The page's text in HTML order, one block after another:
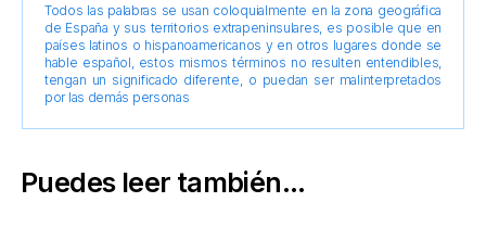
Todos las palabras se usan coloquialmente en la zona geográfica
de España y sus territorios extrapeninsulares, es posible que en
países latinos o hispanoamericanos y en otros lugares donde se
hable español, estos mismos términos no resulten entendibles,
tengan un significado diferente, o puedan ser malinterpretados
por las demás personas
Puedes leer también...